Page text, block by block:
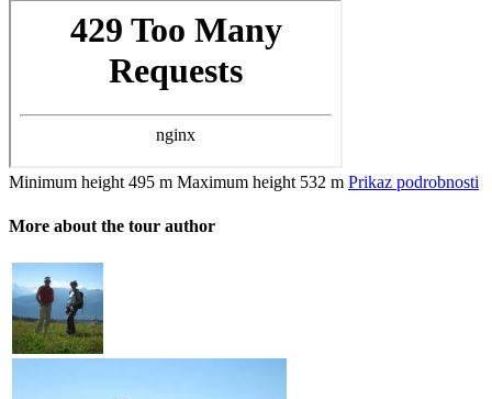
Minimum height 495 m Maximum height 532 m Prikaz podrobnosti
More about the tour author